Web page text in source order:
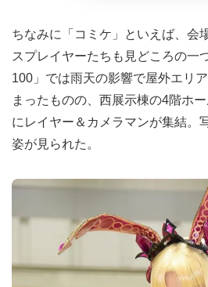
ちなみに「コミケ」といえば、会
スプレイヤーたちも見どころの一
100」では雨天の影響で屋外エリ
まったものの、西展示棟の4階ホ
にレイヤー＆カメラマンが集結。
姿が見られた。